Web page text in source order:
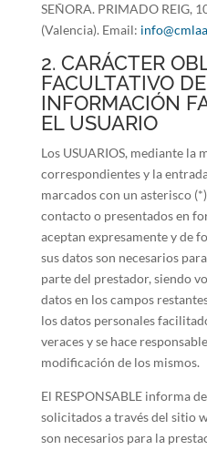
SEÑORA. PRIMADO REIG,
(Valencia). Email:
2. CARÁCTER
FACULTATIVO
INFORMACIÓN
EL USUARIO
Los USUARIOS, mediante la
correspondientes y la
marcados con un asterisco
contacto o presentados en
aceptan expresamente y de
sus datos son necesarios
parte del prestador, siendo
datos en los campos
los datos personales
veraces y se hace
modificación de los mismos.
El RESPONSABLE informa
solicitados a través del sitio
son necesarios para la